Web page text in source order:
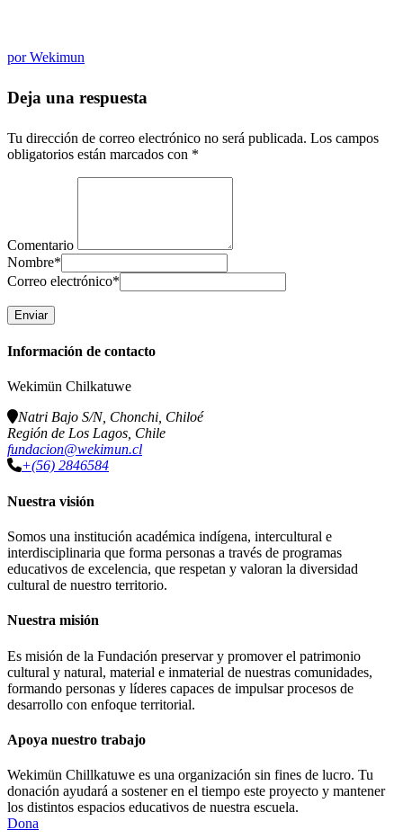
porWekimun
Deja una respuesta
Tu dirección de correo electrónico no será publicada. Los campos
obligatorios están marcados con *
Comentario
Nombre*
Correo electrónico*
Información de contacto
Wekimün Chilkatuwe
Natri Bajo S/N, Chonchi, Chiloé
Región de Los Lagos, Chile
fundacion@wekimun.cl
+(56) 2846584
Nuestra visión
Somos una institución académica indígena, intercultural e
interdisciplinaria que forma personas a través de programas
educativos de excelencia, que respetan y valoran la diversidad
cultural de nuestro territorio.
Nuestra misión
Es misión de la Fundación preservar y promover el patrimonio
cultural y natural, material e inmaterial de nuestras comunidades,
formando personas y líderes capaces de impulsar procesos de
desarrollo con enfoque territorial.
Apoya nuestro trabajo
Wekimün Chillkatuwe es una organización sin fines de lucro. Tu
donación ayudará a sostener en el tiempo este proyecto y mantener
los distintos espacios educativos de nuestra escuela.
Dona